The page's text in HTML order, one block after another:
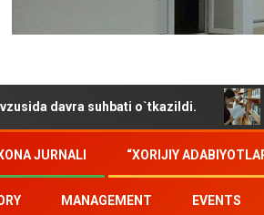
suhbati o`tkazildi. “Yoz- kitob
JURNALI “XORIJIY
MANAGEMENT EVENTS